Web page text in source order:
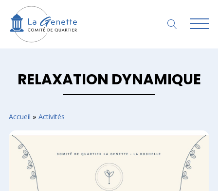
RELAXATION DYNAMIQUE
Accueil »Activités